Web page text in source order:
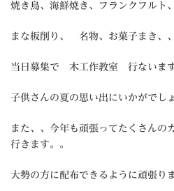
焼き鳥、海鮮焼き、フランクフルト
まな板削り、 名物、お菓子まき、、
当日募集で 木工作教室 行ないます
子供さんの夏の思い出にいかがでし
また、、今年も頑張ってたくさんの
行きます。。
大勢の方に配布できるように頑張